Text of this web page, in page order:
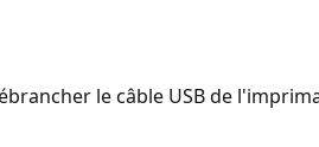
le câble USB de